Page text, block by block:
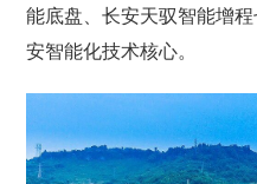
能底盘、长安天驭智能增
安智能化技术核心。